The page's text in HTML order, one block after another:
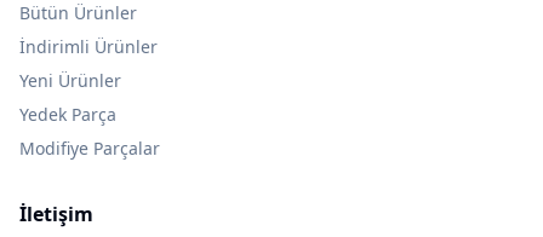
Bütün Ürünler
İndirimli Ürünler
Yeni Ürünler
Yedek Parça
Modifiye Parçalar
İletişim